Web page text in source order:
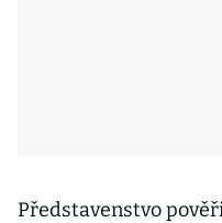
Představenstvo